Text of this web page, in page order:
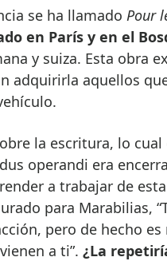
se ha llamado Pour
en París y en el
y suiza. Esta obra
adquirirla aquellos
la escritura, lo
operandi era
a trabajar de
para Marabilias,
pero de hecho
a ti”. ¿La